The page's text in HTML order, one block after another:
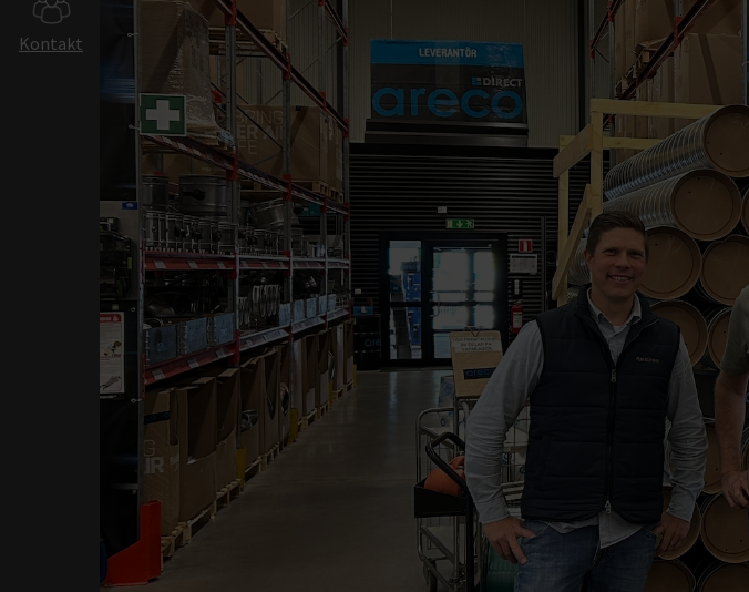
Produkt &
Ventilationslösningar
Luftbehandlingsaggregat
eQ ReCooler R32 -
Integrerad värme och kyla
eQ Master med inbyggd CFM
styr
Econet för modern
batteriåtervinning
eCO TOP och eCO Side
Kylbafflar och Värmebafflar
Luftdon
Optivent Ultra och
Ultrasafe
VAV - simuleringsverktyg
ArtX designdon
Brandsäkerhet
Lumi och Lumo
Kontakt